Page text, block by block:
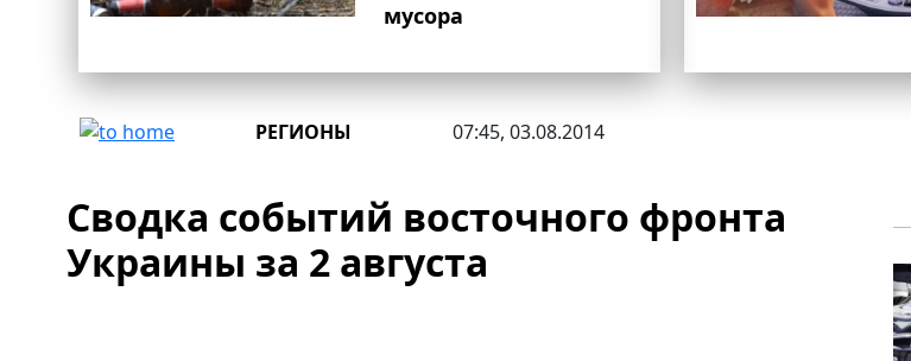
мусора
РЕГИОНЫ 07:45, 03.08.2014
Сводка событий восточного фронта
Украины за 2 августа